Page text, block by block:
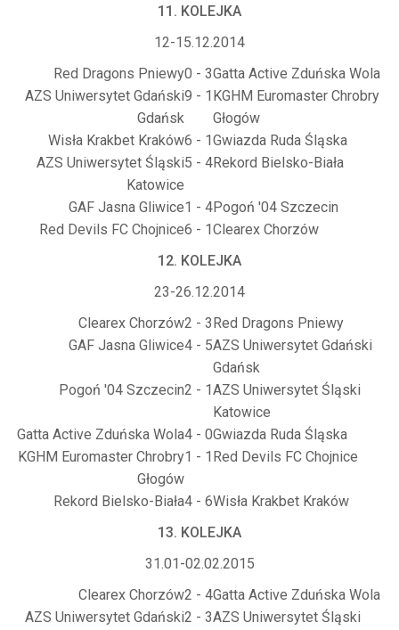
11. KOLEJKA
12-15.12.2014
Red Dragons Pniewy0 - 3Gatta Active Zduńska Wola
AZS Uniwersytet Gdański
Gdańsk
9 - 1 KGHM Euromaster Chrobry
Głogów
Wisła Krakbet Kraków6 - 1Gwiazda Ruda Śląska
AZS Uniwersytet Śląski
Katowice
5 - 4Rekord Bielsko-Biała
GAF Jasna Gliwice1 - 4Pogoń '04 Szczecin
Red Devils FC Chojnice6 - 1Clearex Chorzów
12. KOLEJKA
23-26.12.2014
Clearex Chorzów2 - 3Red Dragons Pniewy
GAF Jasna Gliwice4 - 5AZS Uniwersytet Gdański
Gdańsk
Pogoń '04 Szczecin2 - 1AZS Uniwersytet Śląski
Katowice
Gatta Active Zduńska Wola4 - 0Gwiazda Ruda Śląska
KGHM Euromaster Chrobry
Głogów
1 - 1 Red Devils FC Chojnice
Rekord Bielsko-Biała4 - 6Wisła Krakbet Kraków
13. KOLEJKA
31.01-02.02.2015
Clearex Chorzów2 - 4Gatta Active Zduńska Wola
AZS Uniwersytet Gdański2 - 3AZS Uniwersytet Śląski